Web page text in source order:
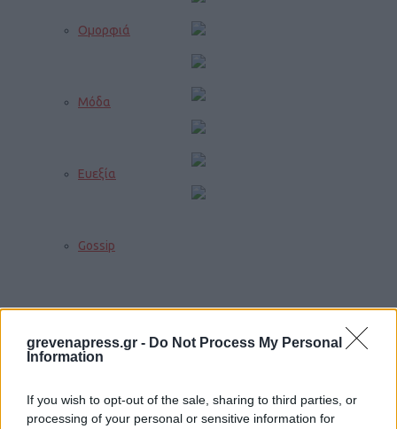
grevenapress.gr - Do Not Process My Personal
Information
If you wish to opt-out of the sale, sharing to third parties, or
processing of your personal or sensitive information for
Ομορφιά
Μόδα
Ευεξία
Gossip